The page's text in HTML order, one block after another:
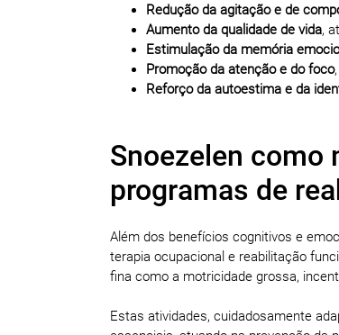
Redução da agitação e de
Aumento da qualidade de vida,
Estimulação da memória
Promoção da atenção e do foco
Reforço da autoestima e da
Snoezelen como
programas de
Além dos benefícios cognitivos e
terapia ocupacional e reabilitação
fina como a motricidade grossa,
Estas atividades, cuidadosamente